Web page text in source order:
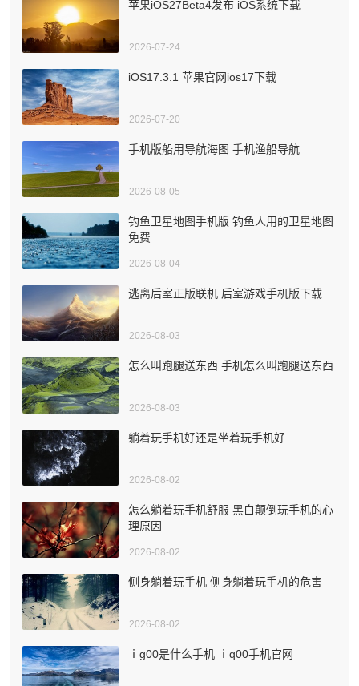
苹果iOS27Beta4发布 iOS系统下载
2026-07-24
iOS17.3.1 苹果官网ios17下载
2026-07-20
手机版船用导航海图 手机渔船导航
2026-08-05
钓鱼卫星地图手机版 钓鱼人用的卫星地图
免费
2026-08-04
逃离后室正版联机 后室游戏手机版下载
2026-08-03
怎么叫跑腿送东西 手机怎么叫跑腿送东西
2026-08-03
躺着玩手机好还是坐着玩手机好
2026-08-02
怎么躺着玩手机舒服 黑白颠倒玩手机的心
理原因
2026-08-02
侧身躺着玩手机 侧身躺着玩手机的危害
2026-08-02
ⅰg00是什么手机 ⅰq00手机官网